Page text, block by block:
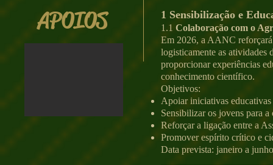
1 Sensibilização e
1.1 Colaboração com o
Em 2026, a AANC reforçará
logisticamente as atividades
proporcionar experiências
conhecimento científico.
Objetivos:
Apoiar iniciativas
Sensibilizar os jovens para
Reforçar a ligação entre a
Promover espírito crítico e
Data prevista: janeiro a
APOIOS